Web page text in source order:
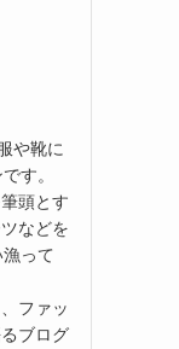
や靴に
す。
頭とす
などを
って
ファッ
ブログ